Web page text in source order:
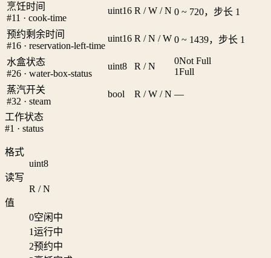
烹饪时间
#11 · cook-time
uint16 R / W / N 0 ~ 720，步长 1
预约剩余时间
#16 · reservation-left-time
uint16 R / N / W 0 ~ 1439，步长 1
水盒状态
#26 · water-box-status
uint8 R / N
0Not Full
1Full
蒸汽开关
#32 · steam
bool R / W / N —
工作状态
#1 · status
格式
uint8
读写
R / N
值
0空闲中
1运行中
2预约中